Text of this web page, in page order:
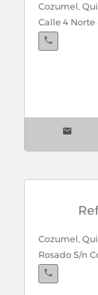
Cozumel,
Calle 4 Norte
Cozumel,
Rosado S/n